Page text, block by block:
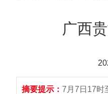
广西
摘要提示： 7月7日17时